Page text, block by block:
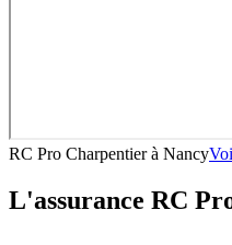
RC Pro Charpentierà Nancy
L'assurance RC